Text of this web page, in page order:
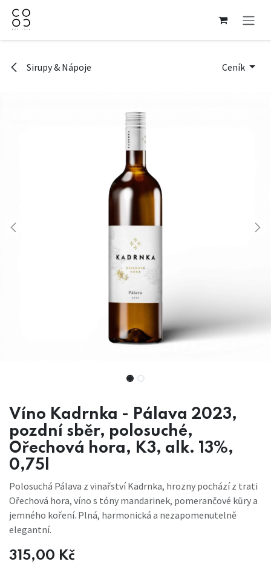
Přejít na obsah
Sirupy & Nápoje Ceník
Víno Kadrnka - Pálava 2023,
pozdní sběr, polosuché,
Ořechová hora, K3, alk. 13%,
0,75l
Polosuchá Pálava z vinařství Kadrnka, hrozny pochází z trati
Ořechová hora, víno s tóny mandarinek, pomerančové kůry a
jemného koření. Plná, harmonická a nezapomenutelně
elegantní.
315,00 Kč